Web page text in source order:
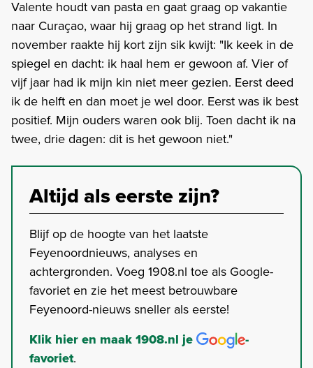
Valente houdt van pasta en gaat graag op vakantie
naar Curaçao, waar hij graag op het strand ligt. In
november raakte hij kort zijn sik kwijt: "Ik keek in de
spiegel en dacht: ik haal hem er gewoon af. Vier of
vijf jaar had ik mijn kin niet meer gezien. Eerst deed
ik de helft en dan moet je wel door. Eerst was ik best
positief. Mijn ouders waren ook blij. Toen dacht ik na
twee, drie dagen: dit is het gewoon niet."
Altijd als eerste zijn?
Blijf op de hoogte van het laatste
Feyenoordnieuws, analyses en
achtergronden. Voeg 1908.nl toe als Google-
favoriet en zie het meest betrouwbare
Feyenoord-nieuws sneller als eerste!
Klik hier en maak 1908.nl je
-
favoriet.